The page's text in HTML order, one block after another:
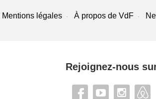
Mentions légales À propos de VdF
Rejoignez-nous